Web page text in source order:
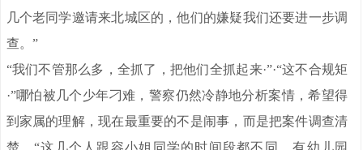
几个老同学邀请来北城区的，他们的嫌疑我们还要进一步调
查。”
“我们不管那么多，全抓了，把他们全抓起来·”·“这不合规矩
·”哪怕被几个少年刁难，警察仍然冷静地分析案情，希望得
到家属的理解，现在最重要的不是闹事，而是把案件调查清